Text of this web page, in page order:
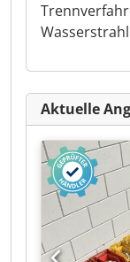
Wasserstrahl
Aktuelle